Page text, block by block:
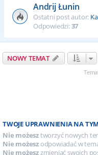
Andrij Łunin
Ostatni post autor:
Odpowiedzi:37
NOWY TEMAT
TWOJE UPRAWNIENIA NA
Nie możesztworzyć nowych
Nie możesz odpowiadać w
Nie możeszzmieniać swoich